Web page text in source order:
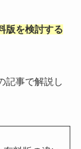
版を検討する
記事で解説し